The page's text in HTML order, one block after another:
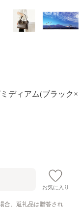
ディアム(ブラック×
お気に入り
合、返礼品は贈答され